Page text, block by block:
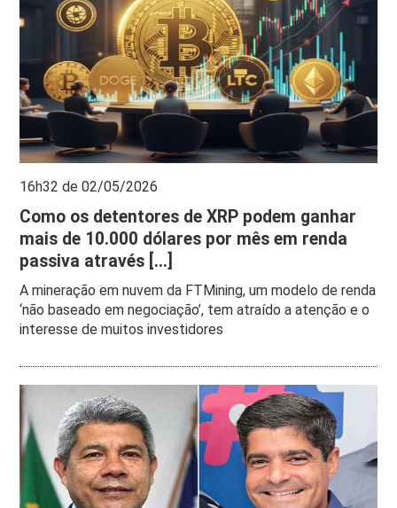
16h32 de 02/05/2026
Como os detentores de XRP podem ganhar
mais de 10.000 dólares por mês em renda
passiva através [...]
A mineração em nuvem da FTMining, um modelo de renda
‘não baseado em negociação’, tem atraído a atenção e o
interesse de muitos investidores